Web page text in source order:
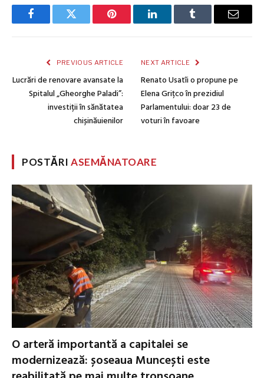
FacebookTwitter Pinterest LinkedInTumblr Email
PREVIOUS ARTICLE
Lucrări de renovare avansate la
Spitalul „Gheorghe Paladi”:
investiții în sănătatea
chișinăuienilor
NEXT ARTICLE
Renato Usatîi o propune pe
Elena Grițco în prezidiul
Parlamentului: doar 23 de
voturi în favoare
POSTĂRIASEMĂNATOARE
O arteră importantă a capitalei se
modernizează: șoseaua Muncești este